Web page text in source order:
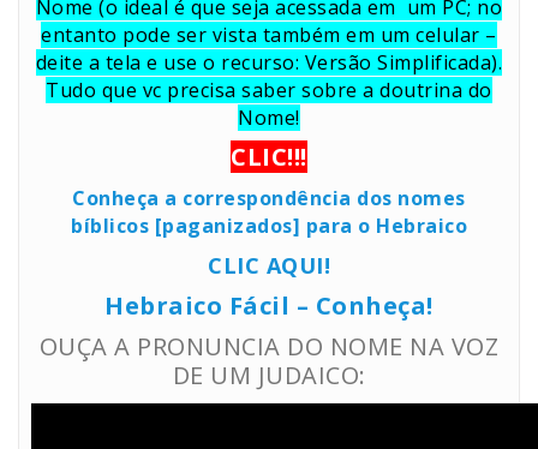
Nome (o ideal é que seja acessada em um PC; no
entanto pode ser vista também em um celular –
deite a tela e use o recurso: Versão Simplificada).
Tudo que vc precisa saber sobre a doutrina do
Nome!
CLIC!!!
Conheça a correspondência dos nomes
bíblicos [paganizados] para o Hebraico
CLIC AQUI!
Hebraico Fácil – Conheça!
OUÇA A PRONUNCIA DO NOME NA VOZ
DE UM JUDAICO: